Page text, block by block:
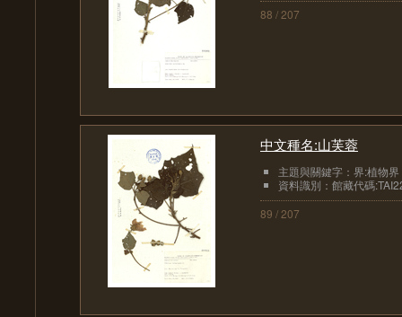
88 / 207
中文種名:山芙蓉
主題與關鍵字：界:植物界
資料識別：館藏代碼
89 / 207